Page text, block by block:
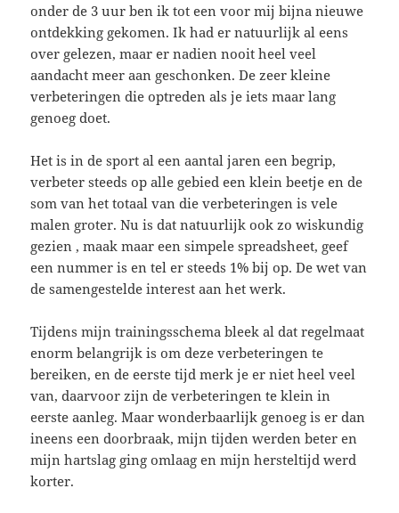
onder de 3 uur ben ik tot een voor mij bijna nieuwe
ontdekking gekomen. Ik had er natuurlijk al eens
over gelezen, maar er nadien nooit heel veel
aandacht meer aan geschonken. De zeer kleine
verbeteringen die optreden als je iets maar lang
genoeg doet.
Het is in de sport al een aantal jaren een begrip,
verbeter steeds op alle gebied een klein beetje en de
som van het totaal van die verbeteringen is vele
malen groter. Nu is dat natuurlijk ook zo wiskundig
gezien , maak maar een simpele spreadsheet, geef
een nummer is en tel er steeds 1% bij op. De wet van
de samengestelde interest aan het werk.
Tijdens mijn trainingsschema bleek al dat regelmaat
enorm belangrijk is om deze verbeteringen te
bereiken, en de eerste tijd merk je er niet heel veel
van, daarvoor zijn de verbeteringen te klein in
eerste aanleg. Maar wonderbaarlijk genoeg is er dan
ineens een doorbraak, mijn tijden werden beter en
mijn hartslag ging omlaag en mijn hersteltijd werd
korter.